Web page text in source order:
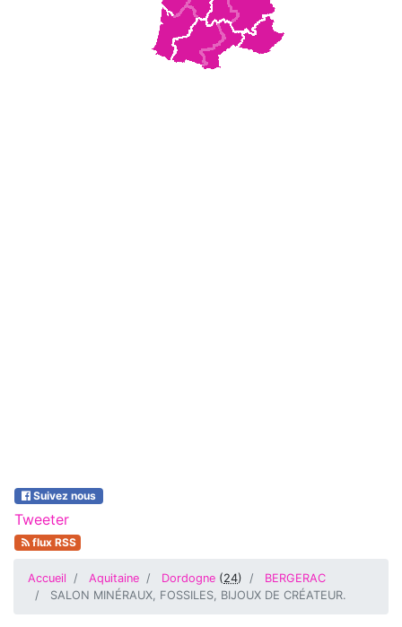
Suivez nous
Tweeter
flux RSS
Accueil Aquitaine Dordogne (24)
BERGERAC
SALON MINÉRAUX, FOSSILES, BIJOUX DE CRÉATEUR.